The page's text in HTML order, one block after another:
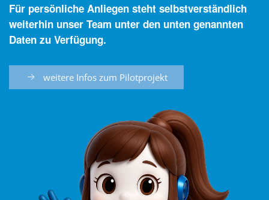
Für persönliche Anliegen steht selbstverständlich
weiterhin unser Team unter den unten genannten
Daten zu Verfügung.
weitere Infos zum Pilotprojekt